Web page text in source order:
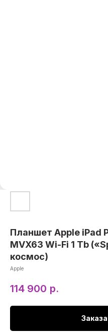
Планшет Apple iPad
MVX63 Wi-Fi 1 Tb
космос)
Apple
114 900 р.